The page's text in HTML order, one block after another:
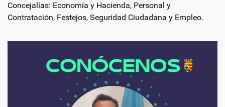
Concejalías: Economía y Hacienda, Personal y
Contratación, Festejos, Seguridad Ciudadana y Empleo.